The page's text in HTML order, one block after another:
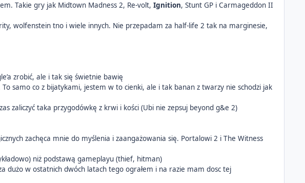
Takie gry jak Midtown Madness 2, Re-volt,Ignition, Stunt GP i Carmageddon II
wolfenstein tno i wiele innych. Nie przepadam za half-life 2 tak na marginesie,
zrobić, ale i tak się świetnie bawię
samo co z bijatykami, jestem w to cienki, ale i tak banan z twarzy nie schodzi jak
zaliczyć taka przygodówkę z krwi i kości (Ubi nie zepsuj beyond g&e 2)
zachęca mnie do myślenia i zaangażowania się. Portalowi 2 i The Witness
niż podstawą gameplayu (thief, hitman)
dużo w ostatnich dwóch latach tego ograłem i na razie mam dosc tej